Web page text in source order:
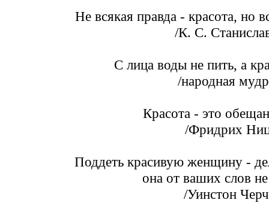
Не всякая правда - красота, но
/К. С.
С лица воды не пить, а
/народная
Красота - это
/Фридрих
Поддеть красивую женщину -
она от ваших слов
/Уинстон